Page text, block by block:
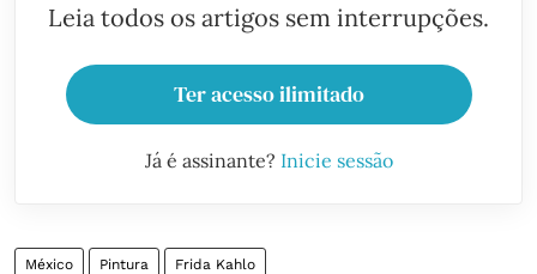
Leia todos os artigos sem interrupções.
Ter acesso ilimitado
Já é assinante? Inicie sessão
México Pintura Frida Kahlo